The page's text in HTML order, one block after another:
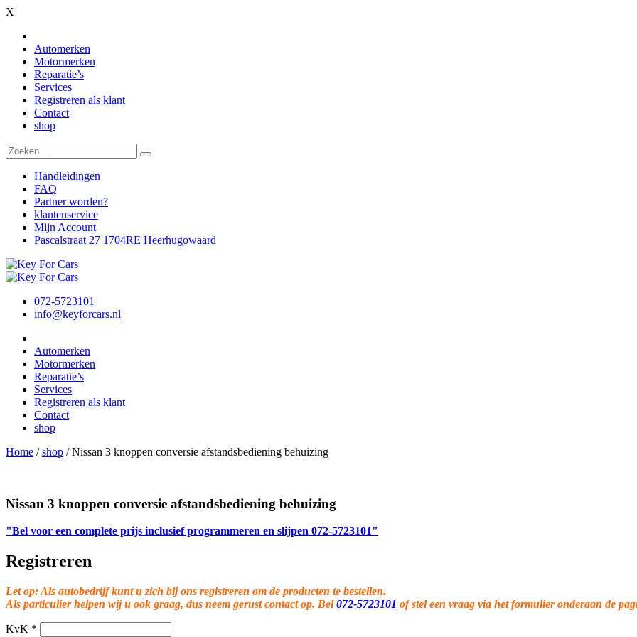
X
Automerken
Motormerken
Reparatie’s
Services
Registreren als klant
Contact
shop
Handleidingen
FAQ
Partner worden?
klantenservice
Mijn Account
Pascalstraat 27 1704RE Heerhugowaard
072-5723101
info@keyforcars.nl
Automerken
Motormerken
Reparatie’s
Services
Registreren als klant
Contact
shop
Home /shop /Nissan 3 knoppen conversie afstandsbediening behuizing
Nissan 3 knoppen conversie afstandsbediening behuizing
"Bel voor een complete prijs inclusief programmeren en slijpen 072-5723101"
Registreren
Let op: Als autobedrijf kunt u zich bij ons registreren om de producten te bestellen.
Als particulier helpen wij u ook graag, dus neem gerust contact op. Bel072-5723101 of stel een vraag via het formulier onderaan de
KvK *